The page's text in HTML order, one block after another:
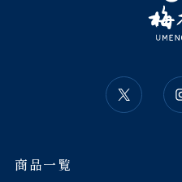
商品一覧